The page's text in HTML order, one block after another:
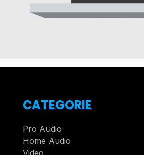
CATEGORIE
Pro Audio
Home Audio
Video